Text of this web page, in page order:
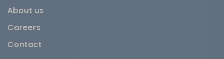
About us
Careers
Contact